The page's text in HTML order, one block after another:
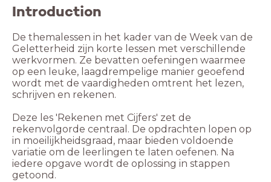
Introduction
De themalessen in het kader van de Week van de
Geletterheid zijn korte lessen met verschillende
werkvormen. Ze bevatten oefeningen waarmee
op een leuke, laagdrempelige manier geoefend
wordt met de vaardigheden omtrent het lezen,
schrijven en rekenen.
Deze les 'Rekenen met Cijfers' zet de
rekenvolgorde centraal. De opdrachten lopen op
in moeilijkheidsgraad, maar bieden voldoende
variatie om de leerlingen te laten oefenen. Na
iedere opgave wordt de oplossing in stappen
getoond.